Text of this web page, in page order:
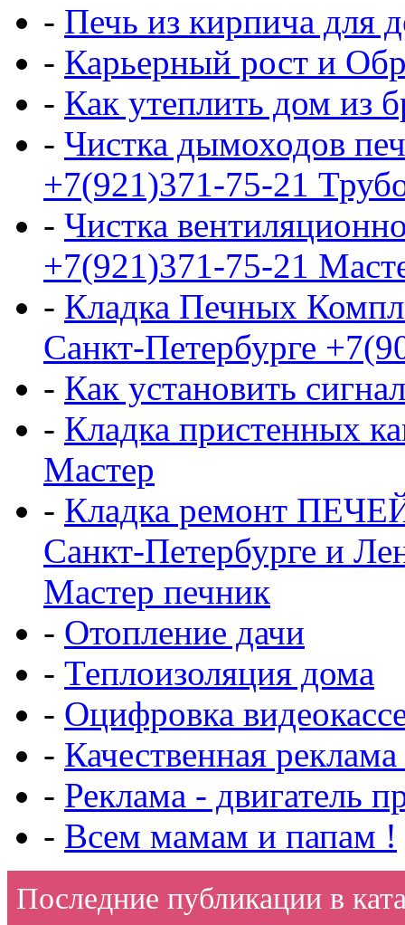
- Печь из кирпича для
- Карьерный рост и
- Как утеплить дом из
- Чистка дымоходов
+7(921)371-75-21
- Чистка
+7(921)371-75-21
- Кладка Печных
Санкт-Петербурге
- Как установить
- Кладка пристенных
Мастер
- Кладка ремонт
Санкт-Петербурге и
Мастер печник
- Отопление дачи
- Теплоизоляция дома
- Оцифровка
- Качественная
- Реклама - двигатель
- Всем мамам и папам !
Последние публикации в